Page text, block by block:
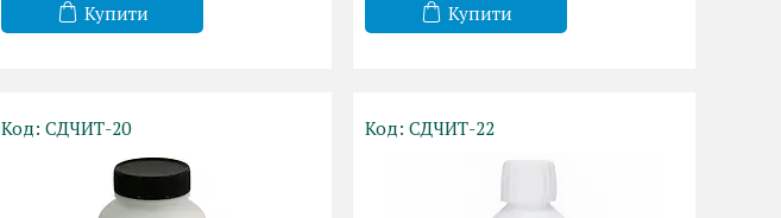
Купити Купити
СДЧИТ-20 СДЧИТ-22